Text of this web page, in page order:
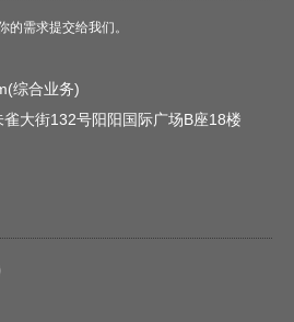
的需求提交给我们。
综合业务)
大街132号阳阳国际广场B座18楼